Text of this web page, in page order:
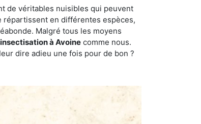
de véritables nuisibles qui peuvent
répartissent en différentes espèces,
Malgré tous les moyens
à Avoine comme nous.
dire adieu une fois pour de bon ?